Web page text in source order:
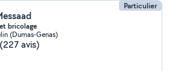
Particulier
bricolage
(Dumas-Genas)
(227 avis)